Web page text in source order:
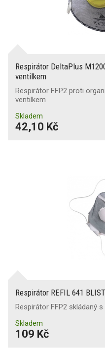
Respirátor DeltaPlus
ventilkem
Respirátor FFP2 proti
ventilkem
Skladem
42,10 Kč
Respirátor REFIL 641
Respirátor FFP2 skládaný
Skladem
109 Kč